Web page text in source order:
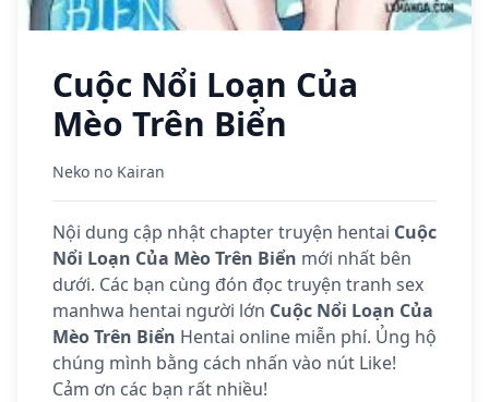
Cuộc Nổi Loạn Của
Mèo Trên Biển
Neko no Kairan
Nội dung cập nhật chapter truyện hentai Cuộc
Nổi Loạn Của Mèo Trên Biển mới nhất bên
dưới. Các bạn cùng đón đọc truyện tranh sex
manhwa hentai người lớn Cuộc Nổi Loạn Của
Mèo Trên Biển Hentai online miễn phí. Ủng hộ
chúng mình bằng cách nhấn vào nút Like!
Cảm ơn các bạn rất nhiều!